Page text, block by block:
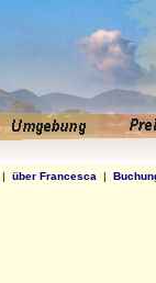
| über Francesca |